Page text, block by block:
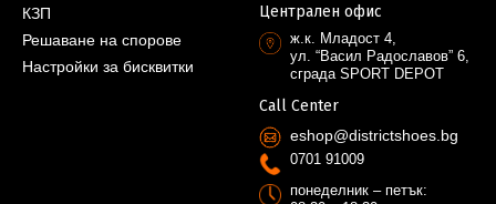
КЗП
Решаване на спорове
Настройки за бисквитки
Централен офис
ж.к. Младост 4,
ул. “Васил Радославов” 6,
сграда SPORT DEPOT
Call Center
eshop@districtshoes.bg
0701 91009
понеделник – петък: